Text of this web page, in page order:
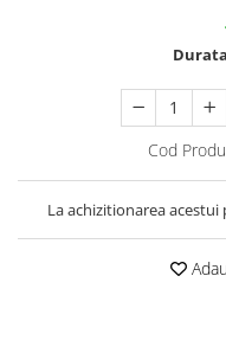
Cod
La achizitionarea